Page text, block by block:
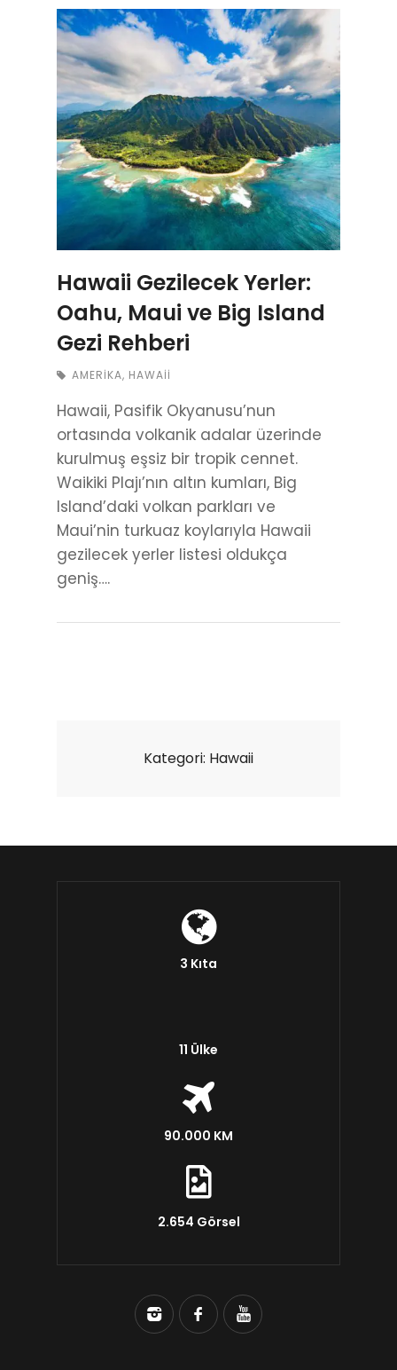
Hawaii Gezilecek Yerler:
Oahu, Maui ve Big Island
Gezi Rehberi
AMERIKA, HAWAII
Hawaii, Pasifik Okyanusu’nun
ortasında volkanik adalar üzerinde
kurulmuş eşsiz bir tropik cennet.
Waikiki Plajı’nın altın kumları, Big
Island’daki volkan parkları ve
Maui’nin turkuaz koylarıyla Hawaii
gezilecek yerler listesi oldukça
geniş….
Kategori: Hawaii
3 Kıta
11 Ülke
90.000 KM
2.654 Görsel